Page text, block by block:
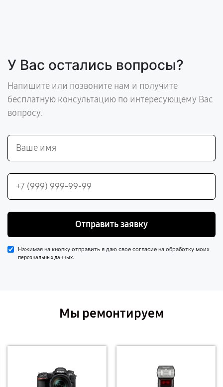
У Вас остались вопросы?
Напишите или позвоните нам и получите
бесплатную консультацию по интересующему Вас
вопросу.
Отправить заявку
Нажимая на кнопку отправить я даю свое согласие на обработку моих
персональных данных.
Мы ремонтируем